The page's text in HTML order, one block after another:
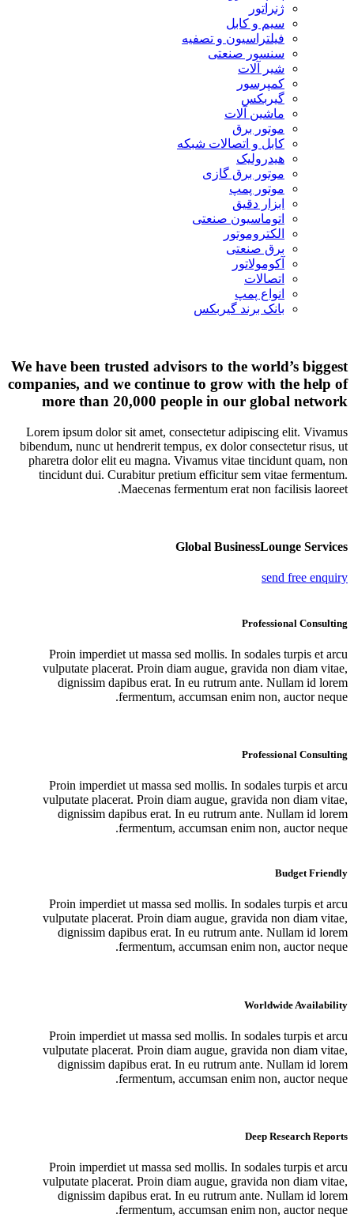
ژنراتور
سیم و کابل
فیلتراسیون و تصفیه
سنسور صنعتی
شیر آلات
کمپرسور
گیربکس
ماشین آلات
موتور برق
کابل و اتصالات شبکه
هیدرولیک
موتور برق گازی
موتور پمپ
ابزار دقیق
اتوماسیون صنعتی
الکتروموتور
برق صنعتی
آکومولاتور
اتصالات
انواع پمپ
بانک برند گیربکس
We have been trusted advisors to the world’s biggest
companies, and we continue to grow with the help of
more than 20,000 people in our global network
Lorem ipsum dolor sit amet, consectetur adipiscing elit. Vivamus
bibendum, nunc ut hendrerit tempus, ex dolor consectetur risus, ut
pharetra dolor elit eu magna. Vivamus vitae tincidunt quam, non
tincidunt dui. Curabitur pretium efficitur sem vitae fermentum.
Maecenas fermentum erat non facilisis laoreet.
Global BusinessLounge Services
send free enquiry
Professional Consulting
Proin imperdiet ut massa sed mollis. In sodales turpis et arcu
vulputate placerat. Proin diam augue, gravida non diam vitae,
dignissim dapibus erat. In eu rutrum ante. Nullam id lorem
fermentum, accumsan enim non, auctor neque.
Professional Consulting
Proin imperdiet ut massa sed mollis. In sodales turpis et arcu
vulputate placerat. Proin diam augue, gravida non diam vitae,
dignissim dapibus erat. In eu rutrum ante. Nullam id lorem
fermentum, accumsan enim non, auctor neque.
Budget Friendly
Proin imperdiet ut massa sed mollis. In sodales turpis et arcu
vulputate placerat. Proin diam augue, gravida non diam vitae,
dignissim dapibus erat. In eu rutrum ante. Nullam id lorem
fermentum, accumsan enim non, auctor neque.
Worldwide Availability
Proin imperdiet ut massa sed mollis. In sodales turpis et arcu
vulputate placerat. Proin diam augue, gravida non diam vitae,
dignissim dapibus erat. In eu rutrum ante. Nullam id lorem
fermentum, accumsan enim non, auctor neque.
Deep Research Reports
Proin imperdiet ut massa sed mollis. In sodales turpis et arcu
vulputate placerat. Proin diam augue, gravida non diam vitae,
dignissim dapibus erat. In eu rutrum ante. Nullam id lorem
fermentum, accumsan enim non, auctor neque.